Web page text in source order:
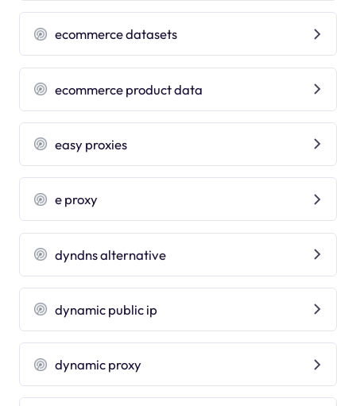
ecommerce datasets
ecommerce product data
easy proxies
e proxy
dyndns alternative
dynamic public ip
dynamic proxy